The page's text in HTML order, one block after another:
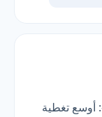
أوسع تغطية